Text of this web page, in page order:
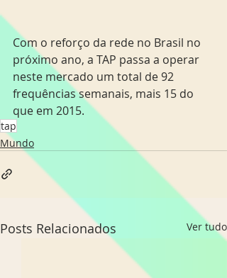
Com o reforço da rede no Brasil no
próximo ano, a TAP passa a operar
neste mercado um total de 92
frequências semanais, mais 15 do
que em 2015.
tap
Mundo
Posts Relacionados Ver tudo